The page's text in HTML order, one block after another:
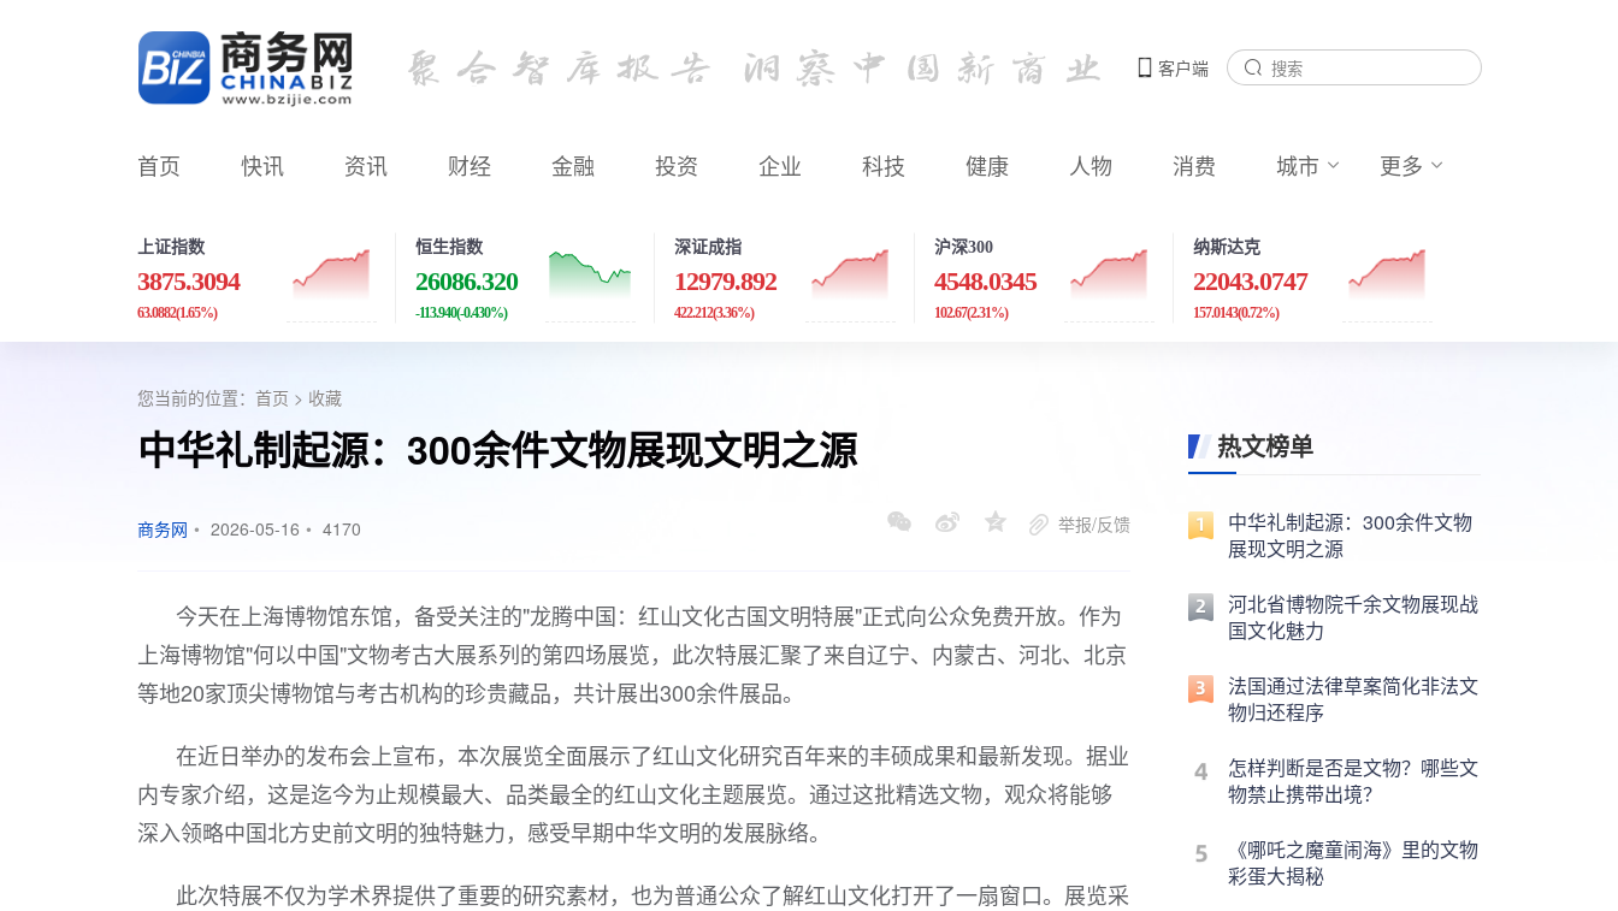
客户端
首页 快讯 资讯 财经 金融 投资 企业 科技 健康 人物 消费 城市 更多
上证指数
3875.3094
63.0882(1.65%)
恒生指数
26086.320
-113.940(-0.430%)
深证成指
12979.892
422.212(3.36%)
沪深300
4548.0345
102.67(2.31%)
纳斯达克
22043.0747
157.0143(0.72%)
您当前的位置： 首页 > 收藏
中华礼制起源：300余件文物展现文明之源
商务网 • 2026-05-16 • 4170 举报/反馈
今天在上海博物馆东馆，备受关注的"龙腾中国：红山文化古国文明特展"正式向公众免费开放。作为
上海博物馆"何以中国"文物考古大展系列的第四场展览，此次特展汇聚了来自辽宁、内蒙古、河北、北京
等地20家顶尖博物馆与考古机构的珍贵藏品，共计展出300余件展品。
在近日举办的发布会上宣布，本次展览全面展示了红山文化研究百年来的丰硕成果和最新发现。据业
内专家介绍，这是迄今为止规模最大、品类最全的红山文化主题展览。通过这批精选文物，观众将能够
深入领略中国北方史前文明的独特魅力，感受早期中华文明的发展脉络。
此次特展不仅为学术界提供了重要的研究素材，也为普通公众了解红山文化打开了一扇窗口。展览采
热文榜单
中华礼制起源：300余件文物
展现文明之源
河北省博物院千余文物展现战
国文化魅力
法国通过法律草案简化非法文
物归还程序
怎样判断是否是文物？哪些文
物禁止携带出境？
《哪吒之魔童闹海》里的文物
彩蛋大揭秘